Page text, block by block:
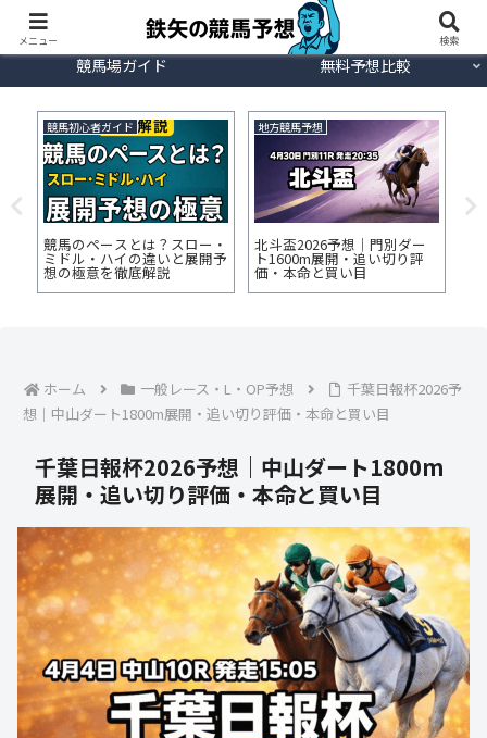
今週の競馬予想
重賞日程
競馬場ガイド
無料予想比較
競馬初心者ガイド
競馬のペースとは？スロー・
ミドル・ハイの違いと展開予
想の極意を徹底解説
地方競馬予想
北斗盃2026予想｜門別ダー
ト1600m展開・追い切り評
価・本命と買い目
ホーム 一般レース・L・OP予想
千葉日報杯2026予
想｜中山ダート1800m展開・追い切り評価・本命と買い目
千葉日報杯2026予想｜中山ダート1800m
展開・追い切り評価・本命と買い目
メニュー 検索